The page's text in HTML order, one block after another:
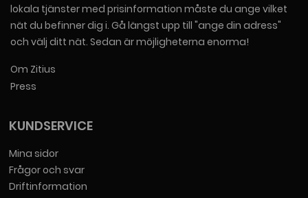
lokala tjänster med prisinformation måste du ange vilket
nät du befinner dig i. Gå längst upp till "ange din adress"
och välj ditt nät. Sedan är möjligheterna enorma!
Om Zitius
Press
KUNDSERVICE
Mina sidor
Frågor och svar
Driftinformation